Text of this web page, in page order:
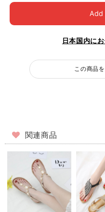
Add
日本国内に
この商品
関連商品